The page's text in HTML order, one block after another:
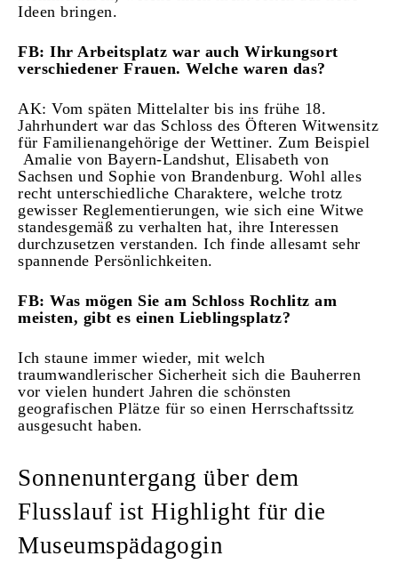
Ideen bringen.
FB: Ihr Arbeitsplatz war auch Wirkungsort
verschiedener Frauen. Welche waren das?
AK: Vom späten Mittelalter bis ins frühe 18.
Jahrhundert war das Schloss des Öfteren Witwensitz
für Familienangehörige der Wettiner. Zum Beispiel
Amalie von Bayern-Landshut, Elisabeth von
Sachsen und Sophie von Brandenburg. Wohl alles
recht unterschiedliche Charaktere, welche trotz
gewisser Reglementierungen, wie sich eine Witwe
standesgemäß zu verhalten hat, ihre Interessen
durchzusetzen verstanden. Ich finde allesamt sehr
spannende Persönlichkeiten.
FB: Was mögen Sie am Schloss Rochlitz am
meisten, gibt es einen Lieblingsplatz?
Ich staune immer wieder, mit welch
traumwandlerischer Sicherheit sich die Bauherren
vor vielen hundert Jahren die schönsten
geografischen Plätze für so einen Herrschaftssitz
ausgesucht haben.
Sonnenuntergang über dem
Flusslauf ist Highlight für die
Museumspädagogin